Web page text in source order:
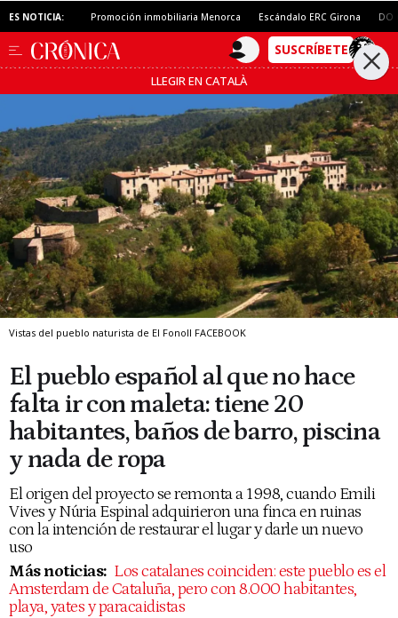
ES NOTICIA: Promoción inmobiliaria Menorca Escándalo ERC Girona DO
LLEGIR EN CATALÀ
Vistas del pueblo naturista de El Fonoll FACEBOOK
El pueblo español al que no hace
falta ir con maleta: tiene 20
habitantes, baños de barro, piscina
y nada de ropa
El origen del proyecto se remonta a 1998, cuando Emili
Vives y Núria Espinal adquirieron una finca en ruinas
con la intención de restaurar el lugar y darle un nuevo
uso
Más noticias: Los catalanes coinciden: este pueblo es el
Amsterdam de Cataluña, pero con 8.000 habitantes,
playa, yates y paracaidistas